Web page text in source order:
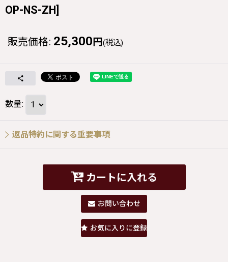
OP-NS-ZH]
販売価格: 25,300 円 (税込)
数量:
返品特約に関する重要事項
カートに入れる
お問い合わせ
お気に入りに登録